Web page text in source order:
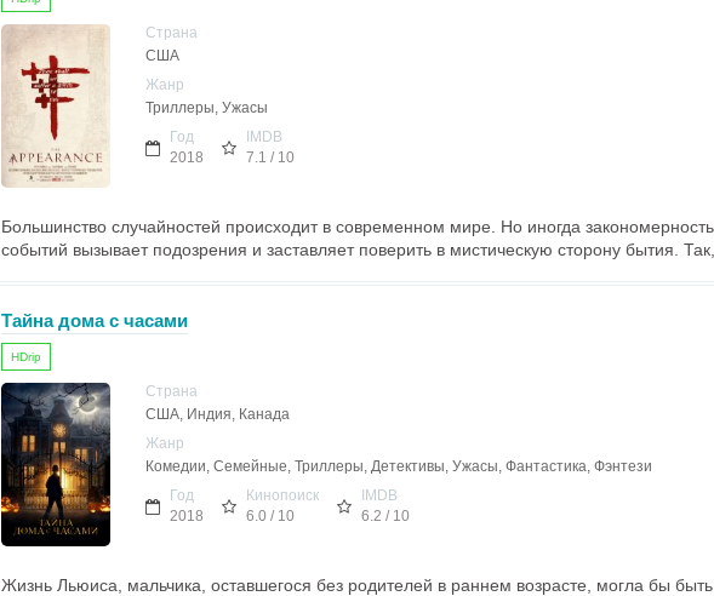
Страна
США
Жанр
Триллеры, Ужасы
Год
2018
IMDB
7.1 / 10
Большинство случайностей происходит в современном мире. Но иногда
событий вызывает подозрения и заставляет поверить в мистическую сторону бытия.
Тайна дома с часами
HDrip
Страна
США, Индия, Канада
Жанр
Комедии, Семейные, Триллеры, Детективы, Ужасы, Фантастика, Фэнтези
Год
2018
Кинопоиск
6.0 / 10
IMDB
6.2 / 10
Жизнь Льюиса, мальчика, оставшегося без родителей в раннем возрасте, могла бы